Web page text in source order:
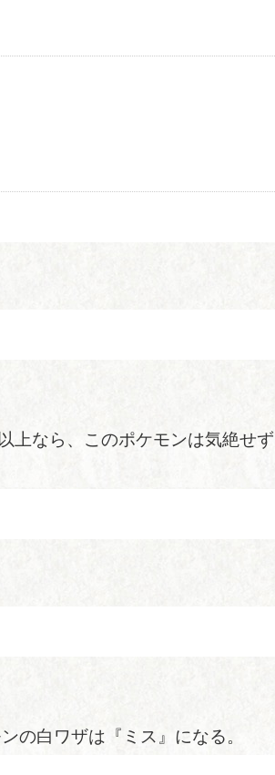
上なら、このポケモンは気絶せず
の白ワザは『ミス』になる。